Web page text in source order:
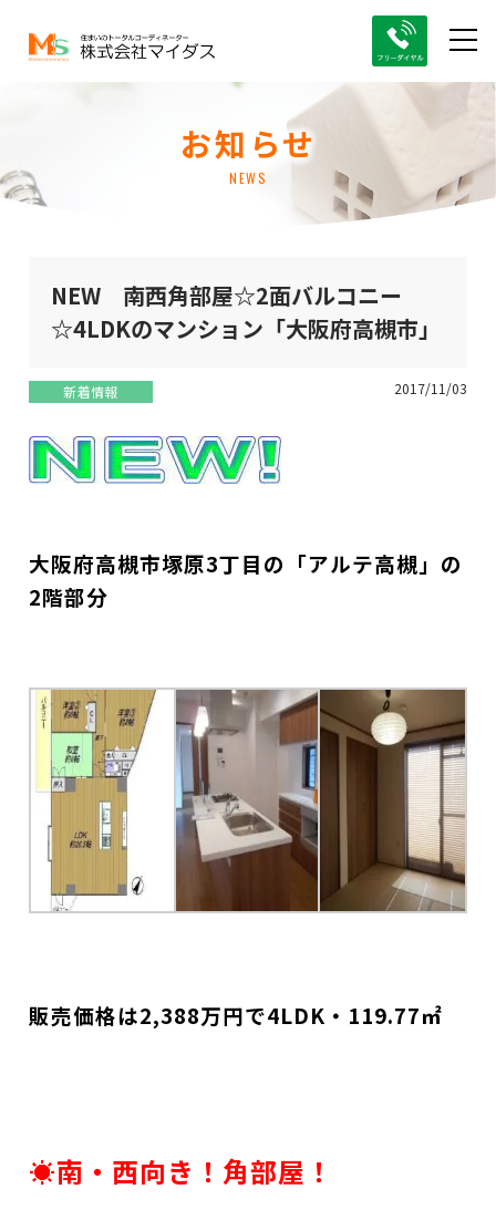
お知らせ
NEWS
NEW 南西角部屋☆2面バルコニー
☆4LDKのマンション「大阪府高槻市」
新着情報 2017/11/03
大阪府高槻市塚原3丁目の「アルテ高槻」の
2階部分
販売価格は2,388万円で4LDK・119.77㎡
☀南・西向き！角部屋！